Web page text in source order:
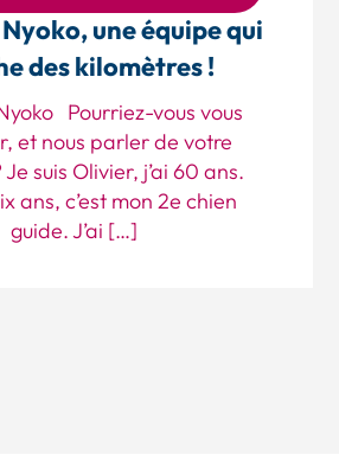
une équipe qui
des kilomètres !
Pourriez-vous vous
et nous parler de votre
suis Olivier, j’ai 60 ans.
ans, c’est mon 2e chien
guide. J’ai […]